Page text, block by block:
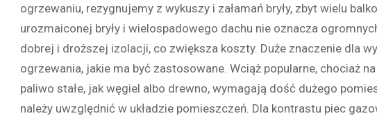
ogrzewaniu, rezygnujemy z wykuszy i załamań bryły, zbyt wielu
urozmaiconej bryły i wielospadowego dachu nie oznacza
dobrej i droższej izolacji, co zwiększa koszty. Duże znaczenie dla
ogrzewania, jakie ma być zastosowane. Wciąż popularne, chociaż
paliwo stałe, jak węgiel albo drewno, wymagają dość dużego
należy uwzględnić w układzie pomieszczeń. Dla kontrastu piec